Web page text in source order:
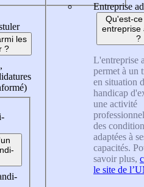
les
?
Entreprise
Qu'est-
entreprise
?
L'entreprise
permet à un
en situation
handicap
une activité
des
adaptées à
capacités.
savoir plus,
le site de